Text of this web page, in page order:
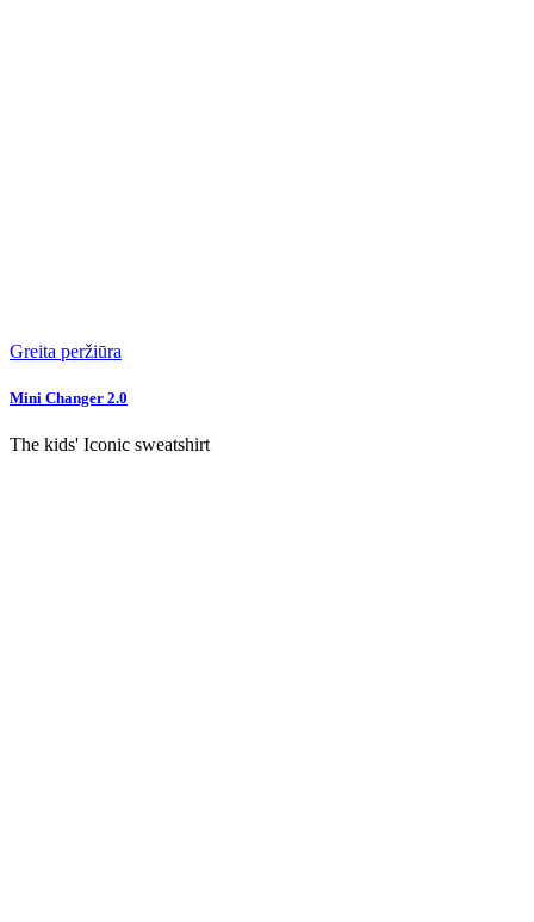
Greita peržiūra
Mini Changer 2.0
The kids' Iconic sweatshirt